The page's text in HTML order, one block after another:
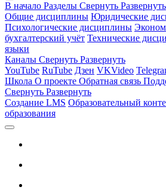
В начало Разделы Свернуть Развернуть
Общие дисциплины Юридические
Психологические дисциплины
бухгалтерский учёт Технические
языки
Каналы Свернуть Развернуть
YouTube RuTube Дзен VKVideo
Школа О проекте Обратная связь
Свернуть Развернуть
Создание LMS Образовательный
образования